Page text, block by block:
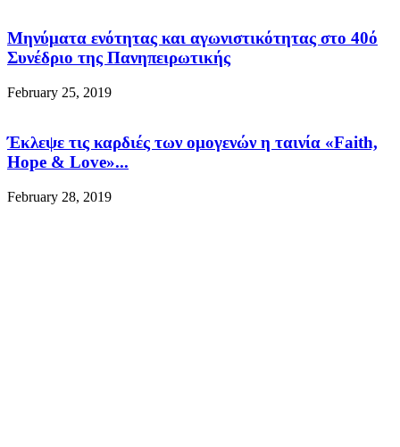
Μηνύματα ενότητας και αγωνιστικότητας στο 40ό
Συνέδριο της Πανηπειρωτικής
February 25, 2019
Έκλεψε τις καρδιές των ομογενών η ταινία «Faith,
Hope & Love»...
February 28, 2019